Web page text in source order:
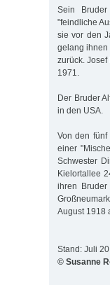
Sein
"feindliche
sie vor den
gelang ihnen
zurück.
1971.
Der Bruder
in den USA.
Von den
einer
Schwester
Kielortallee
ihren
August 1918
Stand: Juli
© Susanne